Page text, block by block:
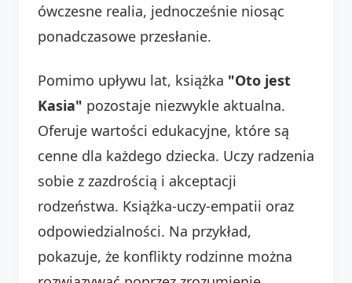
ówczesne realia, jednocześnie niosąc
ponadczasowe przesłanie.
Pomimo upływu lat, książka "Oto jest
Kasia" pozostaje niezwykle aktualna.
Oferuje wartości edukacyjne, które są
cenne dla każdego dziecka. Uczy radzenia
sobie z zazdrością i akceptacji
rodzeństwa. Książka-uczy-empatii oraz
odpowiedzialności. Na przykład,
pokazuje, że konflikty rodzinne można